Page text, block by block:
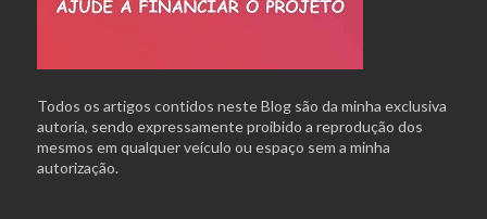
Todos os artigos contidos neste Blog são da minha exclusiva
autoria, sendo expressamente proibido a reprodução dos
mesmos em qualquer veículo ou espaço sem a minha
autorização.